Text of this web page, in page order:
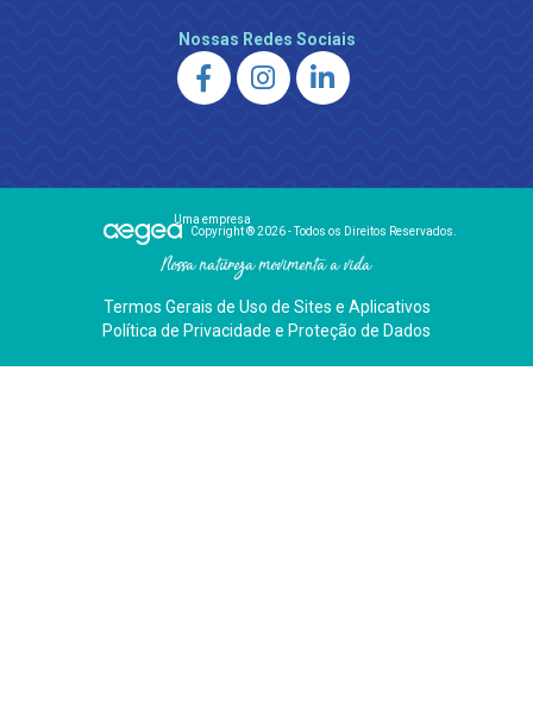
Nossas Redes Sociais
Uma empresa
Copyright ® 2026 - Todos os Direitos Reservados.
Nossa natureza movimenta a vida
Termos Gerais de Uso de Sites e Aplicativos
Política de Privacidade e Proteção de Dados